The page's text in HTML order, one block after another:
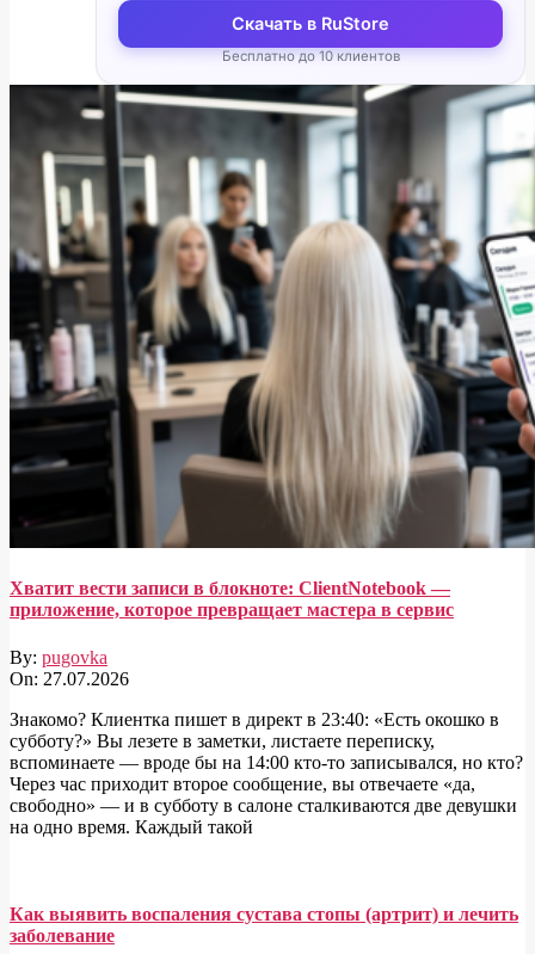
Скачать в RuStore
Бесплатно до 10 клиентов
Хватит вести записи в блокноте: ClientNotebook —
приложение, которое превращает мастера в сервис
By: pugovka
On: 27.07.2026
Знакомо? Клиентка пишет в директ в 23:40: «Есть окошко в
субботу?» Вы лезете в заметки, листаете переписку,
вспоминаете — вроде бы на 14:00 кто-то записывался, но кто?
Через час приходит второе сообщение, вы отвечаете «да,
свободно» — и в субботу в салоне сталкиваются две девушки
на одно время. Каждый такой
Как выявить воспаления сустава стопы (артрит) и лечить
заболевание